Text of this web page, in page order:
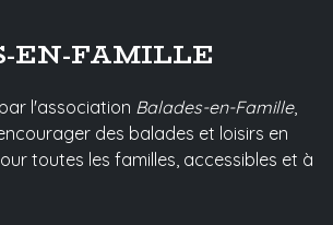
EN-FAMILLE
l'association Balades-en-Famille,
des balades et loisirs en
toutes les familles, accessibles et à